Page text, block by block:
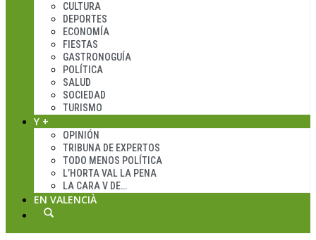
CULTURA
DEPORTES
ECONOMÍA
FIESTAS
GASTRONOGUÍA
POLÍTICA
SALUD
SOCIEDAD
TURISMO
Y +
OPINIÓN
TRIBUNA DE EXPERTOS
TODO MENOS POLÍTICA
L’HORTA VAL LA PENA
LA CARA V DE…
EN VALENCIÀ